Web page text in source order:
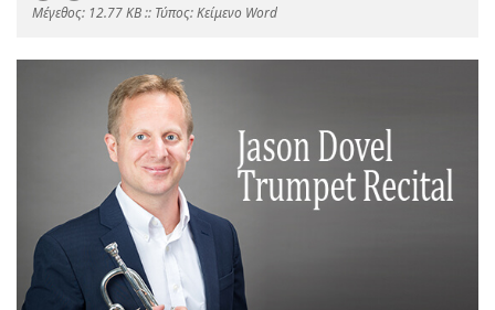
Mέγεθος: 12.77 KB :: Τύπος: Kείμενο Word